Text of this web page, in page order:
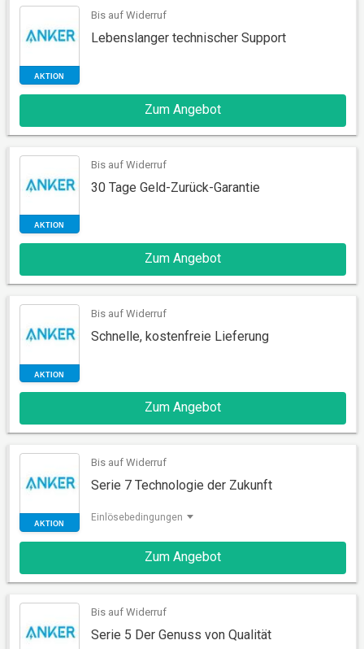
AKTION
Bis auf Widerruf
Lebenslanger technischer Support
Zum Angebot
AKTION
Bis auf Widerruf
30 Tage Geld-Zurück-Garantie
Zum Angebot
Bis auf Widerruf
Schnelle, kostenfreie Lieferung
Zum Angebot
AKTION
Bis auf Widerruf
Serie 7 Technologie der Zukunft
Einlösebedingungen
Zum Angebot
Bis auf Widerruf
Serie 5 Der Genuss von Qualität